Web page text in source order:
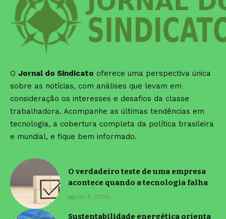
O Jornal do Sindicato oferece uma perspectiva única
sobre as notícias, com análises que levam em
consideração os interesses e desafios da classe
trabalhadora. Acompanhe as últimas tendências em
tecnologia, a cobertura completa da política brasileira
e mundial, e fique bem informado.
O verdadeiro teste de uma empresa
acontece quando a tecnologia falha
agosto 4, 2026
Sustentabilidade energética orienta